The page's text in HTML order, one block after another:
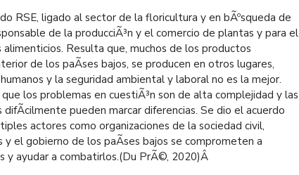
RSE, ligado al sector de la floricultura y en bÃºsqueda de
de la producciÃ³n y el comercio de plantas y para el
Resulta que, muchos de los productos
de los paÃ­ses bajos, se producen en otros lugares,
y la seguridad ambiental y laboral no es la mejor.
los problemas en cuestiÃ³n son de alta complejidad y las
difÃ­cilmente pueden marcar diferencias. Se dio el acuerdo
actores como organizaciones de la sociedad civil,
y el gobierno de los paÃ­ses bajos se comprometen a
y ayudar a combatirlos.(Du PrÃ©, 2020)Â